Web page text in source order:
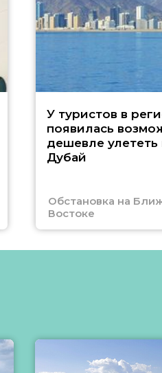
У туристов в
появилась
дешевле улететь
Дубай
Обстановка на
Востоке